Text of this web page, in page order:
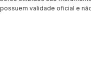
validade oficial e